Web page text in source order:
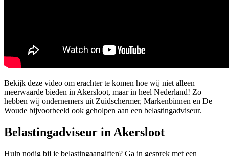
Bekijk deze video om erachter te komen hoe wij niet alleen
meerwaarde bieden in Akersloot, maar in heel Nederland! Zo
hebben wij ondernemers uit Zuidschermer, Markenbinnen en De
Woude bijvoorbeeld ook geholpen aan een belastingadviseur.
Belastingadviseur in Akersloot
Hulp nodig bij je belastingaangiften? Ga in gesprek met een